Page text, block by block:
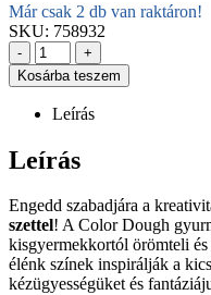
Már csak 2 db van raktáron!
SKU: 758932
-
+
Kosárba teszem
Leírás
Leírás
Engedd szabadjára a
szettel! A Color Dough
kisgyermekkortól örömteli
élénk színek inspirálják a
kézügyességüket és